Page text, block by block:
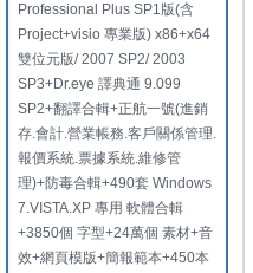
Professional Plus SP1版(含
Project+visio 專業版) x86+x64
雙位元版/ 2007 SP2/ 2003
SP3+Dr.eye 譯典通 9.099
SP2+翻譯合輯+正航一號(進銷
存.會計.營業帳務.客戶關係管理.
報價系統.票據系統.維修管
理)+防毒合輯+490套 Windows
7.VISTA.XP 專用 軟體合輯
+3850個 字型+24萬個 素材+音
效+網頁模版+簡報範本+450本